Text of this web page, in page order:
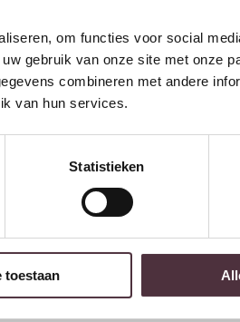
om functies voor social
gebruik van onze site met onze
combineren met andere
van hun services.
Statistieken
toestaan
Gemonteerd geleverd
Geadviseerd onderhoudsmiddel
Categorie
Gratisthuis bezorgd boven de
2 jaar CBWgarantie
Ruim2500m2 showroom
en
Starfurn Dressoir Solana | 210
| Naturel